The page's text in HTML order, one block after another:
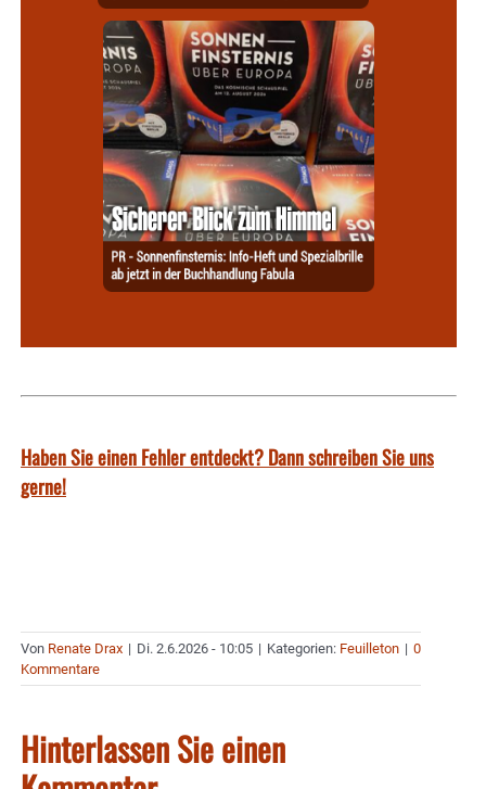
Haben Sie einen Fehler entdeckt? Dann schreiben Sie uns
gerne!
Von Renate Drax | Di. 2.6.2026 - 10:05 | Kategorien: Feuilleton | 0
Kommentare
Hinterlassen Sie einen